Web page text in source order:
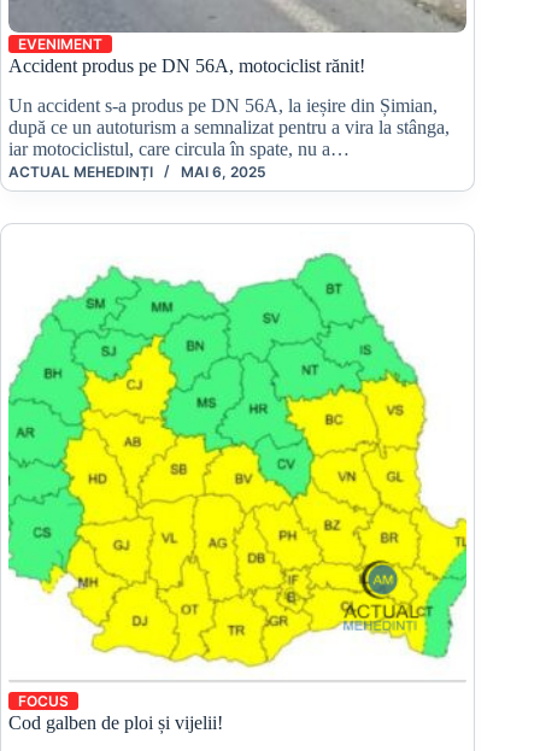
EVENIMENT
Accident produs pe DN 56A, motociclist rănit!
Un accident s-a produs pe DN 56A, la ieșire din Șimian,
după ce un autoturism a semnalizat pentru a vira la stânga,
iar motociclistul, care circula în spate, nu a…
ACTUAL MEHEDINȚI MAI 6, 2025
FOCUS
Cod galben de ploi și vijelii!